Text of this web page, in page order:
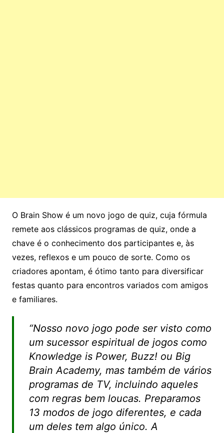
O Brain Show é um novo jogo de quiz, cuja fórmula
remete aos clássicos programas de quiz, onde a
chave é o conhecimento dos participantes e, às
vezes, reflexos e um pouco de sorte. Como os
criadores apontam, é ótimo tanto para diversificar
festas quanto para encontros variados com amigos
e familiares.
“Nosso novo jogo pode ser visto como
um sucessor espiritual de jogos como
Knowledge is Power, Buzz! ou Big
Brain Academy, mas também de vários
programas de TV, incluindo aqueles
com regras bem loucas. Preparamos
13 modos de jogo diferentes, e cada
um deles tem algo único. A